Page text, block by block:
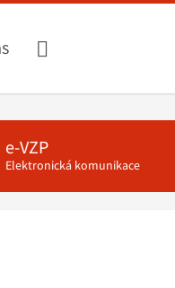
e-VZP
Elektronická komunikace